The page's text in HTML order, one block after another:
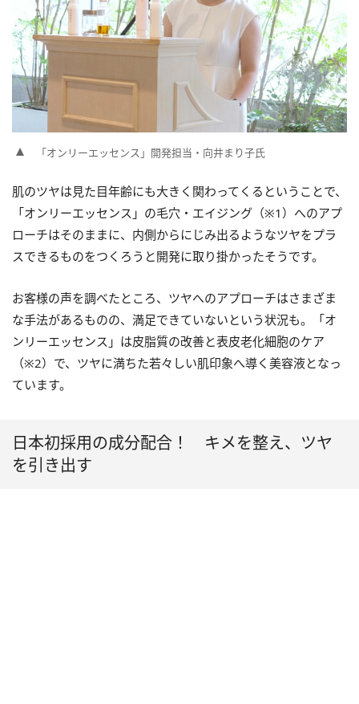
「オンリーエッセンス」開発担当・向井まり子氏
肌のツヤは見た目年齢にも大きく関わってくるということで、
「オンリーエッセンス」の毛穴・エイジング（※1）へのアプ
ローチはそのままに、内側からにじみ出るようなツヤをプラ
スできるものをつくろうと開発に取り掛かったそうです。
お客様の声を調べたところ、ツヤへのアプローチはさまざま
な手法があるものの、満足できていないという状況も。「オ
ンリーエッセンス」は皮脂質の改善と表皮老化細胞のケア
（※2）で、ツヤに満ちた若々しい肌印象へ導く美容液となっ
ています。
日本初採用の成分配合！ キメを整え、ツヤ
を引き出す